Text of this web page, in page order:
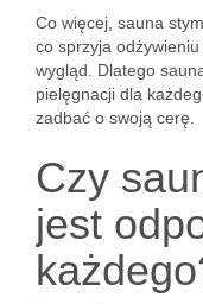
Co więcej, sauna
co sprzyja
wygląd. Dlatego
pielęgnacji dla
zadbać o swoją cerę.
Czy
jest